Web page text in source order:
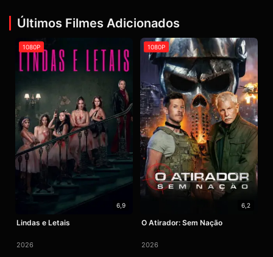
Últimos Filmes Adicionados
1080P
6,9
Lindas e Letais
2026
1080P
6,2
O Atirador: Sem Nação
2026